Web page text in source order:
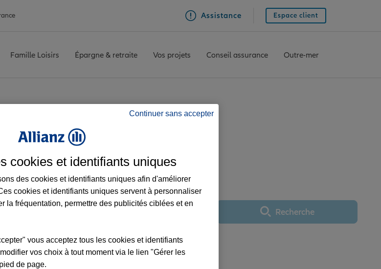
Assistance Espace client
Famille Loisirs Épargne & retraite Vos projets Conseil assurance Outre-mer
avis de l'agence ELVEN
Utiliser ma positionRecherche
Continuer sans accepter
cookies et identifiants uniques
des cookies et identifiants uniques afin d'améliorer
cookies et identifiants uniques servent à personnaliser
la fréquentation, permettre des publicités ciblées et en
vous acceptez tous les cookies et identifiants
vos choix à tout moment via le lien "Gérer les
de page.